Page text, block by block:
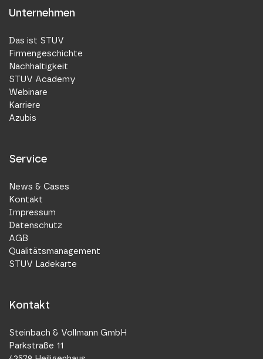
Unternehmen
Das ist STUV
Firmengeschichte
Nachhaltigkeit
STUV Academy
Webinare
Karriere
Azubis
Service
News & Cases
Kontakt
Impressum
Datenschutz
AGB
Qualitätsmanagement
STUV Ladekarte
Kontakt
Steinbach & Vollmann GmbH
Parkstraße 11